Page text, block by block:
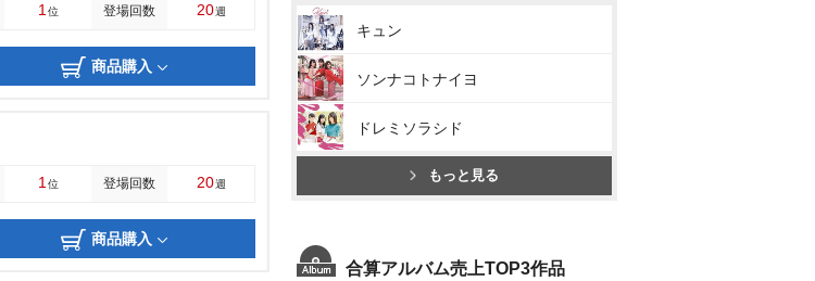
1 位 登場回数 20週
商品購入
1 位 登場回数 20週
商品購入
キュン
ソンナコトナイヨ
ドレミソラシド
もっと見る
合算アルバム売上TOP3作品